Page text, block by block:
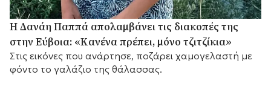
Η Δανάη Παππά απολαμβάνει τις διακοπές της
στην Εύβοια: «Κανένα πρέπει, μόνο τζιτζίκια»
Στις εικόνες που ανάρτησε, ποζάρει χαμογελαστή με
φόντο το γαλάζιο της θάλασσας.